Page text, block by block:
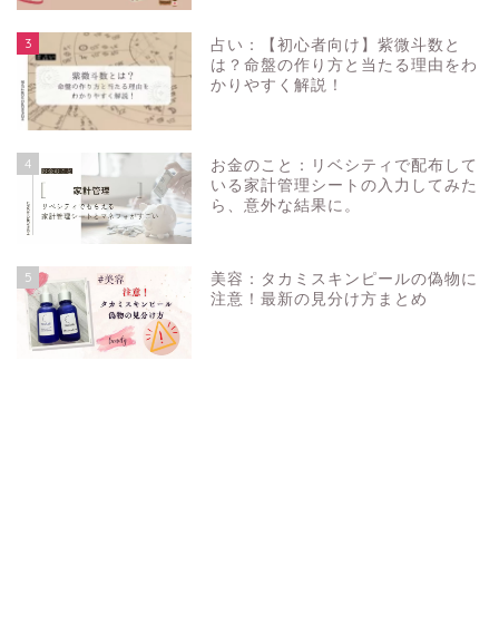
3
占い：【初心者向け】紫微斗数と
は？命盤の作り方と当たる理由をわ
かりやすく解説！
4
お金のこと：リベシティで配布して
いる家計管理シートの入力してみた
ら、意外な結果に。
5
美容：タカミスキンピールの偽物に
注意！最新の見分け方まとめ